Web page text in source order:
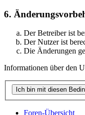
6.
Der Betreiber ist
Der Nutzer ist
Die Änderungen
Informationen über den
Foren-Übersicht